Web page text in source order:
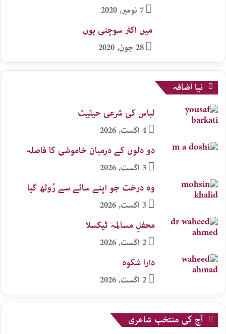
7 نومبر, 2020
میں اکثر سوچتی ہوں
28 جون, 2020
نیا اضافہ
لباس کی شرعی حیثیت
4 اگست, 2026
دو دلوں کے درمیان خاموشی کا فاصلہ
3 اگست, 2026
وہ درخت جو اپنے سائے سے رُوٹھ گیا
3 اگست, 2026
محفلِ مسالمہ ٹیکسلا
2 اگست, 2026
دارا شکوہ
2 اگست, 2026
آج کی منتخب شاعری